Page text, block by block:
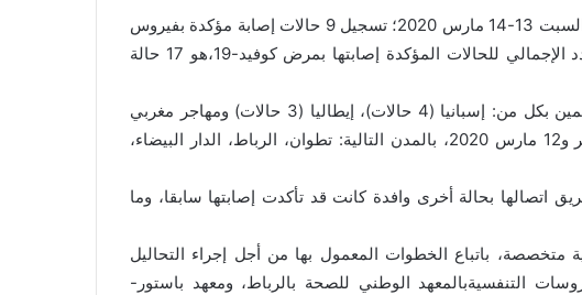
تخبر وزارة الصحة الرأي العام أنه تم؛ ليلة الجمعة-السبت 13-14 مارس 2020؛ تسجيل 9 حالات إصابة مؤكدة بفيروس
كورونا المستجد جديدة بالمغرب، ليكون بذلك العدد الإجمالي للحالات المؤكدة إصابتها بمرض كوفيد-19،هو 17 حالة
وتتعلق الحالات التسع بثمانية مهاجرين مغاربة مقيمين بكل من: إسبانيا (4 حالات)، إيطاليا (3 حالات) ومهاجر مغربي
مقيم بفرنسا، دخلوا إلى المغرب ما بين 24 فبراير و12 مارس 2020، بالمدن التالية: تطوان، الرباط، الدار البيضاء،
اتصالها بحالة أخرى وافدة كانت قد تأكدت إصابتها سابقا، وما
باتباع الخطوات المعمول بها من أجل إجراء التحاليل
التنفسيةبالمعهد الوطني للصحة بالرباط، ومعهد باستور-